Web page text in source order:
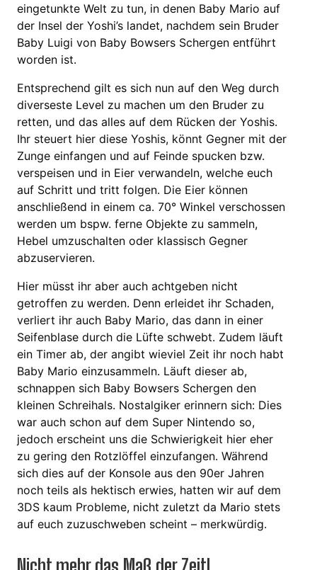
eingetunkte Welt zu tun, in denen Baby Mario auf
der Insel der Yoshi’s landet, nachdem sein Bruder
Baby Luigi von Baby Bowsers Schergen entführt
worden ist.
Entsprechend gilt es sich nun auf den Weg durch
diverseste Level zu machen um den Bruder zu
retten, und das alles auf dem Rücken der Yoshis.
Ihr steuert hier diese Yoshis, könnt Gegner mit der
Zunge einfangen und auf Feinde spucken bzw.
verspeisen und in Eier verwandeln, welche euch
auf Schritt und tritt folgen. Die Eier können
anschließend in einem ca. 70° Winkel verschossen
werden um bspw. ferne Objekte zu sammeln,
Hebel umzuschalten oder klassisch Gegner
abzuservieren.
Hier müsst ihr aber auch achtgeben nicht
getroffen zu werden. Denn erleidet ihr Schaden,
verliert ihr auch Baby Mario, das dann in einer
Seifenblase durch die Lüfte schwebt. Zudem läuft
ein Timer ab, der angibt wieviel Zeit ihr noch habt
Baby Mario einzusammeln. Läuft dieser ab,
schnappen sich Baby Bowsers Schergen den
kleinen Schreihals. Nostalgiker erinnern sich: Dies
war auch schon auf dem Super Nintendo so,
jedoch erscheint uns die Schwierigkeit hier eher
zu gering den Rotzlöffel einzufangen. Während
sich dies auf der Konsole aus den 90er Jahren
noch teils als hektisch erwies, hatten wir auf dem
3DS kaum Probleme, nicht zuletzt da Mario stets
auf euch zuzuschweben scheint – merkwürdig.